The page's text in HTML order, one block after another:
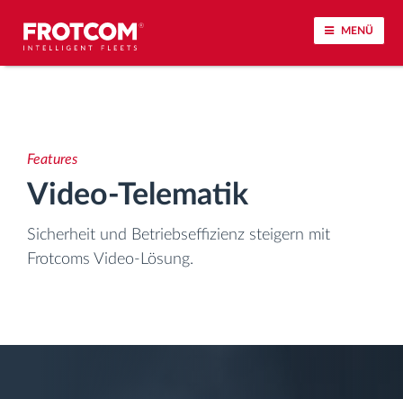
MENÜ
Driving behavior analysis
Driving times monitoring
Workforce management
Features
Video-Telematik
Sicherheit und Betriebseffizienz steigern mit
Frotcoms Video-Lösung.